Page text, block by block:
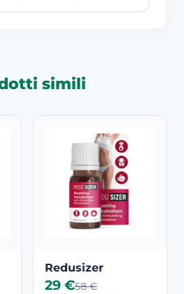
simili
Redusizer
29 €58 €